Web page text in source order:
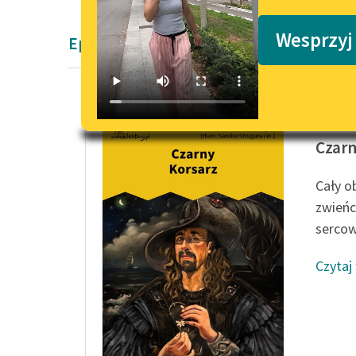
Epika Emilia Salgariego
Cały
Czytaj